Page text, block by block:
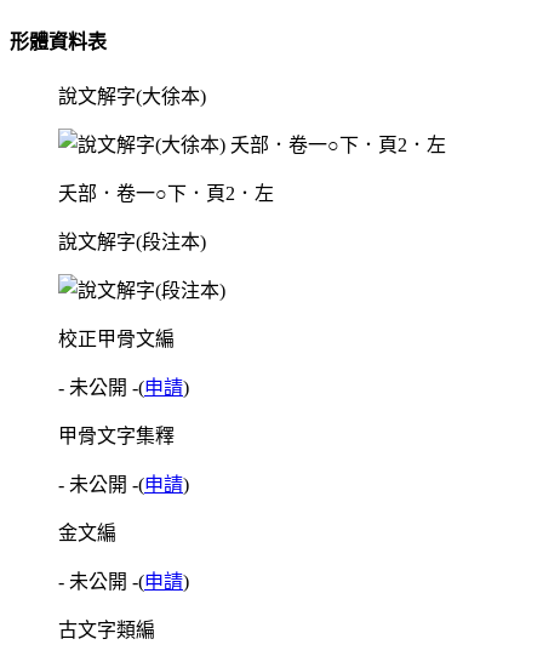
形體資料表
說文解字(大徐本)
夭部．卷一○下．頁2．左
說文解字(段注本)
校正甲骨文編
- 未公開 -(申請)
甲骨文字集釋
- 未公開 -(申請)
金文編
- 未公開 -(申請)
古文字類編